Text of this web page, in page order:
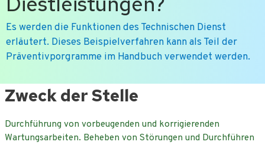
Es werden die Funktionen des Technischen Dienst
erläutert. Dieses Beispielverfahren kann als Teil der
Präventivporgramme im Handbuch verwendet werden.
Ga
naar
inhoud
Zweck der Stelle
Durchführung von vorbeugenden und korrigierenden
Wartungsarbeiten. Beheben von Störungen und Durchführen